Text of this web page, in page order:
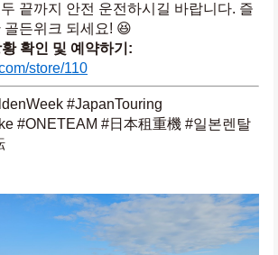
끝까지 안전 운전하시길 바랍니다. 즐
골든위크 되세요! 😆
확인 및 예약하기:
store/110
#JapanTouring
#ONETEAM #日本租重機 #일본렌탈